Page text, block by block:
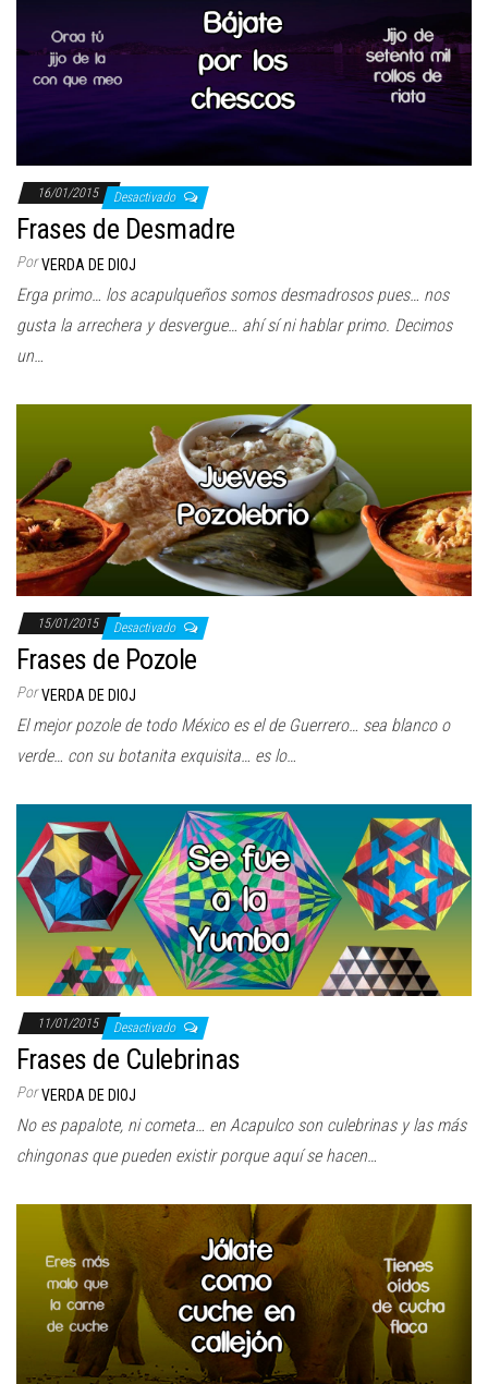
16/01/2015 Desactivado
Frases de Desmadre
Por VERDA DE DIOJ
Erga primo… los acapulqueños somos desmadrosos pues… nos
gusta la arrechera y desvergue… ahí sí ni hablar primo. Decimos
un…
15/01/2015 Desactivado
Frases de Pozole
Por VERDA DE DIOJ
El mejor pozole de todo México es el de Guerrero… sea blanco o
verde… con su botanita exquisita… es lo…
11/01/2015 Desactivado
Frases de Culebrinas
Por VERDA DE DIOJ
No es papalote, ni cometa… en Acapulco son culebrinas y las más
chingonas que pueden existir porque aquí se hacen…